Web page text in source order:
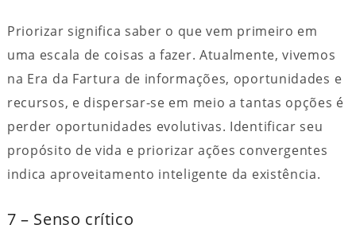
Priorizar significa saber o que vem primeiro em
uma escala de coisas a fazer. Atualmente, vivemos
na Era da Fartura de informações, oportunidades e
recursos, e dispersar-se em meio a tantas opções é
perder oportunidades evolutivas. Identificar seu
propósito de vida e priorizar ações convergentes
indica aproveitamento inteligente da existência.
7 – Senso crítico